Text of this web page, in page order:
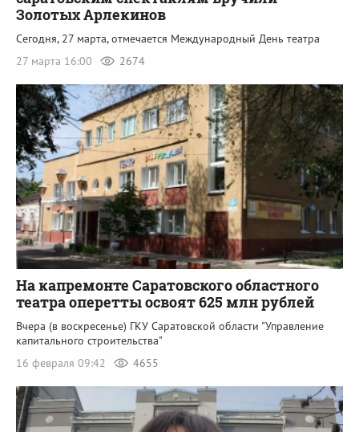
Золотых Арлекинов
Сегодня, 27 марта, отмечается Международный День театра
27 марта 16:00
2674
На капремонте Саратовского областного
театра оперетты освоят 625 млн рублей
Вчера (в воскресенье) ГКУ Саратовской области "Управление
капитального строительства"
16 февраля 09:42
4655